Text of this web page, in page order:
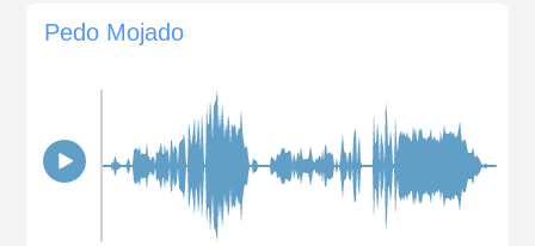
Pedo Mojado